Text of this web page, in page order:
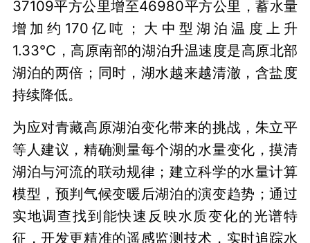
37109平方公里增至46980平方公里，蓄水量
增加约170亿吨；大中型湖泊温度上升
1.33℃，高原南部的湖泊升温速度是高原北部
湖泊的两倍；同时，湖水越来越清澈，含盐度
持续降低。
为应对青藏高原湖泊变化带来的挑战，朱立平
等人建议，精确测量每个湖的水量变化，摸清
湖泊与河流的联动规律；建立科学的水量计算
模型，预判气候变暖后湖泊的演变趋势；通过
实地调查找到能快速反映水质变化的光谱特
征，开发更精准的遥感监测技术，实时追踪水